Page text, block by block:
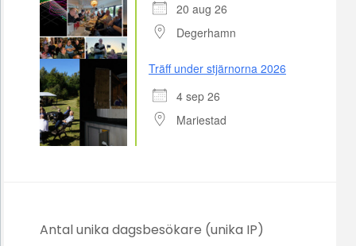
20 aug 26
Degerhamn
Träff under stjärnorna 2026
4 sep 26
Mariestad
Antal unika dagsbesökare (unika IP)